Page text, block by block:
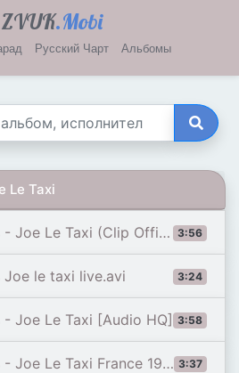
ZVUK.Mobi
Русский Чарт Альбомы
Le Taxi
3:56
Taxi (Clip Officiel remasterisé)
3:24
Joe le taxi live.avi
3:58
- Joe Le Taxi [Audio HQ]
3:37
Joe Le Taxi France 1987